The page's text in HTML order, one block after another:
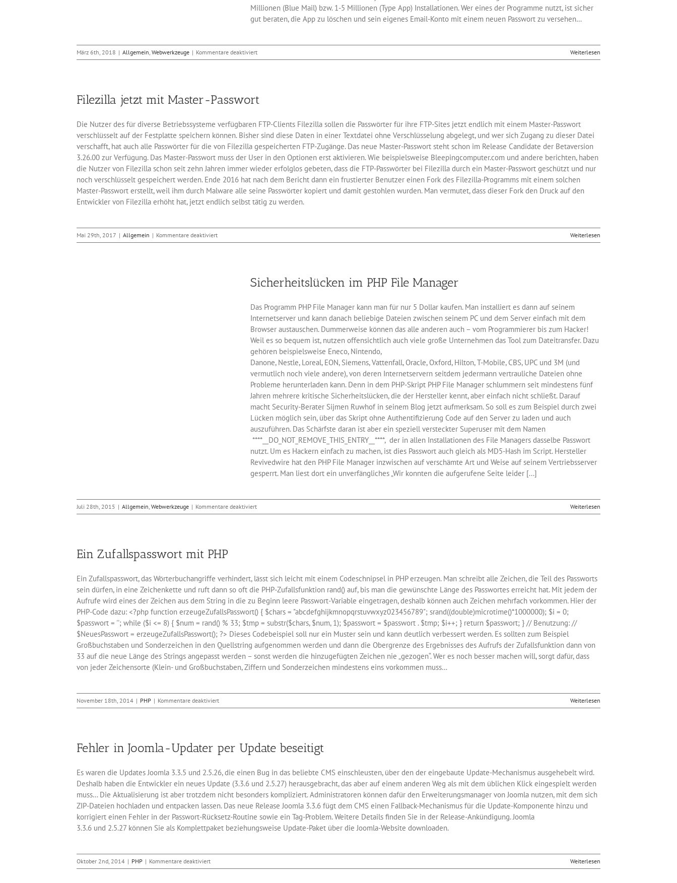
Millionen (Blue Mail) bzw. 1-5 Millionen (Type App) Installationen. Wer eines der Programme nutzt, ist sicher
gut beraten, die App zu löschen und sein eigenes Email-Konto mit einem neuen Passwort zu versehen…
März 6th, 2018 | Allgemein, Webwerkzeuge | Kommentare deaktiviertfür
Apps
Type
App
Email-
Passwörter
Weiterlesen
Filezilla jetzt mit Master-Passwort
Die Nutzer des für diverse Betriebssysteme verfügbaren FTP-Clients Filezilla sollen die Passwörter für ihre FTP-Sites jetzt endlich mit einem Master-Passwort
verschlüsselt auf der Festplatte speichern können. Bisher sind diese Daten in einer Textdatei ohne Verschlüsselung abgelegt, und wer sich Zugang zu dieser Datei
verschafft, hat auch alle Passwörter für die von Filezilla gespeicherten FTP-Zugänge. Das neue Master-Passwort steht schon im Release Candidate der Betaversion
3.26.00 zur Verfügung. Das Master-Passwort muss der User in den Optionen erst aktivieren. Wie beispielsweise Bleepingcomputer.com und andere berichten, haben
die Nutzer von Filezilla schon seit zehn Jahren immer wieder erfolglos gebeten, dass die FTP-Passwörter bei Filezilla durch ein Master-Passwort geschützt und nur
noch verschlüsselt gespeichert werden. Ende 2016 hat nach dem Bericht dann ein frustierter Benutzer einen Fork des Filezilla-Programms mit einem solchen
Master-Passwort erstellt, weil ihm durch Malware alle seine Passwörter kopiert und damit gestohlen wurden. Man vermutet, dass dieser Fork den Druck auf den
Entwickler von Filezilla erhöht hat, jetzt endlich selbst tätig zu werden.
Mai 29th, 2017 | Allgemein | Kommentare deaktiviertfür
Filezilla
Weiterlesen
Sicherheitslücken im PHP File Manager
Das Programm PHP File Manager kann man für nur 5 Dollar kaufen. Man installiert es dann auf seinem
Internetserver und kann danach beliebige Dateien zwischen seinem PC und dem Server einfach mit dem
Browser austauschen. Dummerweise können das alle anderen auch – vom Programmierer bis zum Hacker!
Weil es so bequem ist, nutzen offensichtlich auch viele große Unternehmen das Tool zum Dateitransfer. Dazu
gehören beispielsweise Eneco, Nintendo,
Danone, Nestle, Loreal, EON, Siemens, Vattenfall, Oracle, Oxford, Hilton, T-Mobile, CBS, UPC und 3M (und
vermutlich noch viele andere), von deren Internetservern seitdem jedermann vertrauliche Dateien ohne
Probleme herunterladen kann. Denn in dem PHP-Skript PHP File Manager schlummern seit mindestens fünf
Jahren mehrere kritische Sicherheitslücken, die der Hersteller kennt, aber einfach nicht schließt. Darauf
macht Security-Berater Sijmen Ruwhof in seinem Blog jetzt aufmerksam. So soll es zum Beispiel durch zwei
Lücken möglich sein, über das Skript ohne Authentifizierung Code auf den Server zu laden und auch
auszuführen. Das Schärfste daran ist aber ein speziell versteckter Superuser mit dem Namen
****__DO_NOT_REMOVE_THIS_ENTRY__****, der in allen Installationen des File Managers dasselbe Passwort
nutzt. Um es Hackern einfach zu machen, ist dies Passwort auch gleich als MD5-Hash im Script. Hersteller
Revivedwire hat den PHP File Manager inzwischen auf verschämte Art und Weise auf seinem Vertriebsserver
gesperrt. Man liest dort ein unverfängliches „Wir konnten die aufgerufene Seite leider [...]
Juli 28th, 2015 | Allgemein, Webwerkzeuge | Kommentare deaktiviertfür
Sicherheitslücken
Weiterlesen
Ein Zufallspasswort mit PHP
Ein Zufallspasswort, das Wörterbuchangriffe verhindert, lässt sich leicht mit einem Codeschnipsel in PHP erzeugen. Man schreibt alle Zeichen, die Teil des Passworts
sein dürfen, in eine Zeichenkette und ruft dann so oft die PHP-Zufallsfunktion rand() auf, bis man die gewünschte Länge des Passwortes erreicht hat. Mit jedem der
Aufrufe wird eines der Zeichen aus dem String in die zu Beginn leere Passwort-Variable eingetragen, deshalb können auch Zeichen mehrfach vorkommen. Hier der
PHP-Code dazu: <?php function erzeugeZufallsPasswort() { $chars = "abcdefghijkmnopqrstuvwxyz023456789"; srand((double)microtime()*1000000); $i = 0;
$passwort = ''; while ($i <= 8) { $num = rand() % 33; $tmp = substr($chars, $num, 1); $passwort = $passwort . $tmp; $i++; } return $passwort; } // Benutzung: //
$NeuesPasswort = erzeugeZufallsPasswort(); ?> Dieses Codebeispiel soll nur ein Muster sein und kann deutlich verbessert werden. Es sollten zum Beispiel
Großbuchstaben und Sonderzeichen in den Quellstring aufgenommen werden und dann die Obergrenze des Ergebnisses des Aufrufs der Zufallsfunktion dann von
33 auf die neue Länge des Strings angepasst werden – sonst werden die hinzugefügten Zeichen nie „gezogen“. Wer es noch besser machen will, sorgt dafür, dass
von jeder Zeichensorte (Klein- und Großbuchstaben, Ziffern und Sonderzeichen mindestens eins vorkommen muss…
November 18th, 2014 | PHP | Kommentare deaktiviertfür
Ein
Weiterlesen
Fehler in Joomla-Updater per Update beseitigt
Es waren die Updates Joomla 3.3.5 und 2.5.26, die einen Bug in das beliebte CMS einschleusten, über den der eingebaute Update-Mechanismus ausgehebelt wird.
Deshalb haben die Entwickler ein neues Update (3.3.6 und 2.5.27) herausgebracht, das aber auf einem anderen Weg als mit dem üblichen Klick eingespielt werden
muss… Die Aktualisierung ist aber trotzdem nicht besonders kompliziert. Administratoren können dafür den Erweiterungsmanager von Joomla nutzen, mit dem sich
ZIP-Dateien hochladen und entpacken lassen. Das neue Release Joomla 3.3.6 fügt dem CMS einen Fallback-Mechanismus für die Update-Komponente hinzu und
korrigiert einen Fehler in der Passwort-Rücksetz-Routine sowie ein Tag-Problem. Weitere Details finden Sie in der Release-Ankündigung. Joomla
3.3.6 und 2.5.27 können Sie als Komplettpaket beziehungsweise Update-Paket über die Joomla-Website downloaden.
Oktober 2nd, 2014 | PHP | Kommentare deaktiviertfür
Fehler
Weiterlesen